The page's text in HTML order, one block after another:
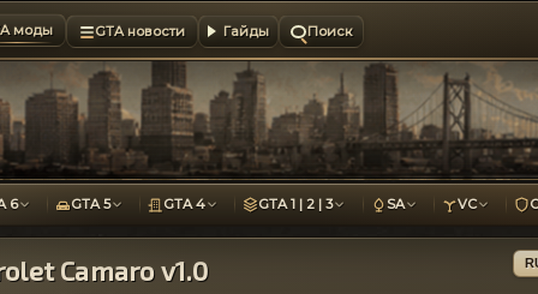
моды GTA новости Гайды Поиск
6 GTA 5 GTA 4 GTA 1 | 2 | 3 SA VC
Camaro v1.0